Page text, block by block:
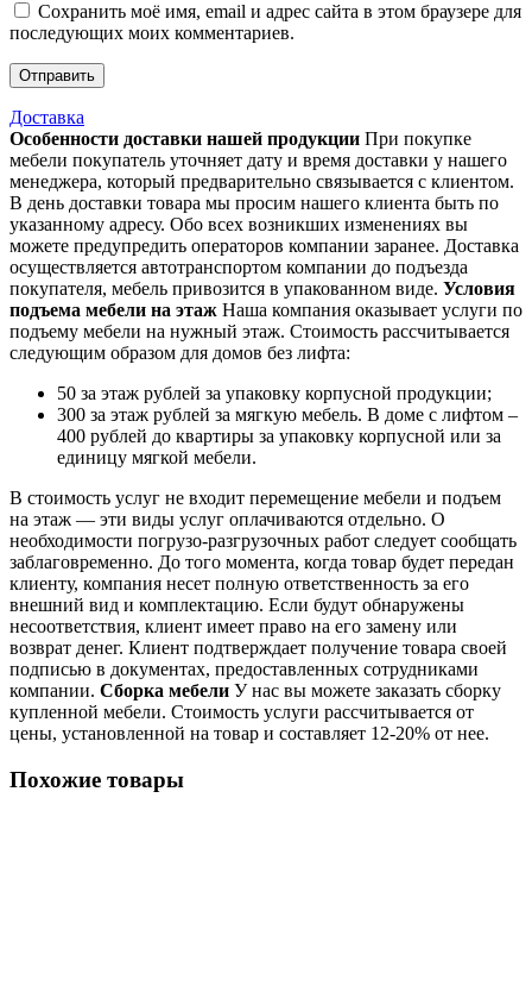
Сохранить моё имя, email и адрес сайта в этом браузере для
последующих моих комментариев.
Доставка
Особенности доставки нашей продукции При покупке
мебели покупатель уточняет дату и время доставки у нашего
менеджера, который предварительно связывается с клиентом.
В день доставки товара мы просим нашего клиента быть по
указанному адресу. Обо всех возникших изменениях вы
можете предупредить операторов компании заранее. Доставка
осуществляется автотранспортом компании до подъезда
покупателя, мебель привозится в упакованном виде. Условия
подъема мебели на этаж Наша компания оказывает услуги по
подъему мебели на нужный этаж. Стоимость рассчитывается
следующим образом для домов без лифта:
50 за этаж рублей за упаковку корпусной продукции;
300 за этаж рублей за мягкую мебель. В доме с лифтом –
400 рублей до квартиры за упаковку корпусной или за
единицу мягкой мебели.
В стоимость услуг не входит перемещение мебели и подъем
на этаж — эти виды услуг оплачиваются отдельно. О
необходимости погрузо-разгрузочных работ следует сообщать
заблаговременно. До того момента, когда товар будет передан
клиенту, компания несет полную ответственность за его
внешний вид и комплектацию. Если будут обнаружены
несоответствия, клиент имеет право на его замену или
возврат денег. Клиент подтверждает получение товара своей
подписью в документах, предоставленных сотрудниками
компании. Сборка мебели У нас вы можете заказать сборку
купленной мебели. Стоимость услуги рассчитывается от
цены, установленной на товар и составляет 12-20% от нее.
Похожие товары